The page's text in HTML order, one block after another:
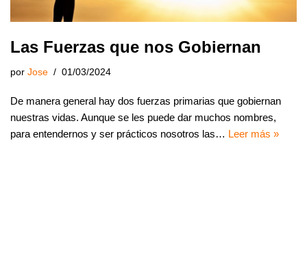
Las Fuerzas que nos Gobiernan
por Jose 01/03/2024
De manera general hay dos fuerzas primarias que gobiernan
nuestras vidas. Aunque se les puede dar muchos nombres,
para entendernos y ser prácticos nosotros las… Leer más »